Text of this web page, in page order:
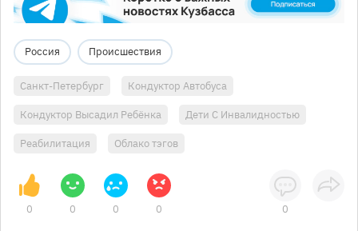
Россия Происшествия
Санкт-Петербург Кондуктор Автобуса
Кондуктор Высадил Ребёнка Дети С Инвалидностью
Реабилитация Облако тэгов
0 0 0 0 0